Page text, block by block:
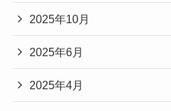
2025年10月
2025年6月
2025年4月